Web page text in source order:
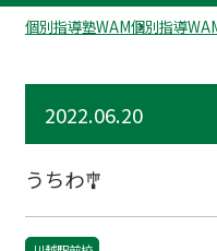
個別指導塾WAM個別指導
2022.06.20
うちわ🎐